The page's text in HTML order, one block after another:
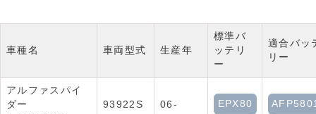
車種名 車両型式 生産年
標準バ
ッテリ
ー
適合バッ
リー
アルファスパイ
ダー
93922S 06- EPX80